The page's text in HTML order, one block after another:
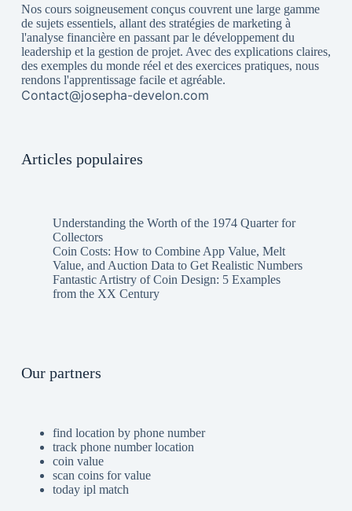
Nos cours soigneusement conçus couvrent une large gamme
de sujets essentiels, allant des stratégies de marketing à
l'analyse financière en passant par le développement du
leadership et la gestion de projet. Avec des explications claires,
des exemples du monde réel et des exercices pratiques, nous
rendons l'apprentissage facile et agréable.
Contact@josepha-develon.com
Articles populaires
Understanding the Worth of the 1974 Quarter for
Collectors
Coin Costs: How to Combine App Value, Melt
Value, and Auction Data to Get Realistic Numbers
Fantastic Artistry of Coin Design: 5 Examples
from the XX Century
Our partners
find location by phone number
track phone number location
coin value
scan coins for value
today ipl match